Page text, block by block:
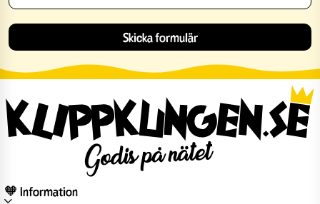
Skicka formulär
🧡 Information